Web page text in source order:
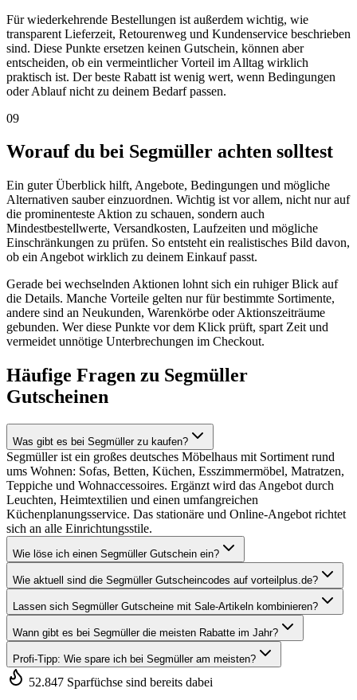
Für wiederkehrende Bestellungen ist außerdem wichtig, wie
transparent Lieferzeit, Retourenweg und Kundenservice beschrieben
sind. Diese Punkte ersetzen keinen Gutschein, können aber
entscheiden, ob ein vermeintlicher Vorteil im Alltag wirklich
praktisch ist. Der beste Rabatt ist wenig wert, wenn Bedingungen
oder Ablauf nicht zu deinem Bedarf passen.
09
Worauf du bei Segmüller achten solltest
Ein guter Überblick hilft, Angebote, Bedingungen und mögliche
Alternativen sauber einzuordnen. Wichtig ist vor allem, nicht nur auf
die prominenteste Aktion zu schauen, sondern auch
Mindestbestellwerte, Versandkosten, Laufzeiten und mögliche
Einschränkungen zu prüfen. So entsteht ein realistisches Bild davon,
ob ein Angebot wirklich zu deinem Einkauf passt.
Gerade bei wechselnden Aktionen lohnt sich ein ruhiger Blick auf
die Details. Manche Vorteile gelten nur für bestimmte Sortimente,
andere sind an Neukunden, Warenkörbe oder Aktionszeiträume
gebunden. Wer diese Punkte vor dem Klick prüft, spart Zeit und
vermeidet unnötige Unterbrechungen im Checkout.
Häufige Fragen zu Segmüller
Gutscheinen
Was gibt es bei Segmüller zu kaufen?
Segmüller ist ein großes deutsches Möbelhaus mit Sortiment rund
ums Wohnen: Sofas, Betten, Küchen, Esszimmermöbel, Matratzen,
Teppiche und Wohnaccessoires. Ergänzt wird das Angebot durch
Leuchten, Heimtextilien und einen umfangreichen
Küchenplanungsservice. Das stationäre und Online-Angebot richtet
sich an alle Einrichtungsstile.
Wie löse ich einen Segmüller Gutschein ein?
Wie aktuell sind die Segmüller Gutscheincodes auf vorteilplus.de?
Lassen sich Segmüller Gutscheine mit Sale-Artikeln kombinieren?
Wann gibt es bei Segmüller die meisten Rabatte im Jahr?
Profi-Tipp: Wie spare ich bei Segmüller am meisten?
52.847 Sparfüchse sind bereits dabei